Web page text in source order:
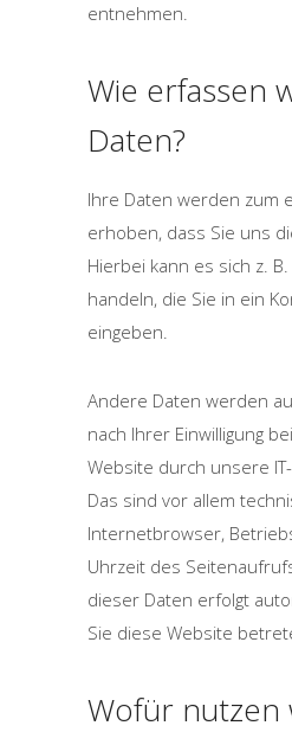
entnehmen.
Wie erfassen
Daten?
Ihre Daten werden zum
erhoben, dass Sie uns
Hierbei kann es sich z.
handeln, die Sie in ein
eingeben.
Andere Daten werden
nach Ihrer Einwilligung
Website durch unsere
Das sind vor allem
Internetbrowser,
Uhrzeit des
dieser Daten erfolgt
Sie diese Website
Wofür nutzen